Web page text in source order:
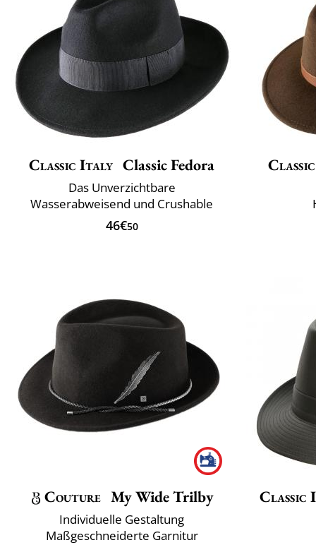
Classic Italy Classic Fedora
Das Unverzichtbare
Wasserabweisend und Crushable
46€50
Couture My Wide Trilby
Individuelle Gestaltung
Maßgeschneiderte Garnitur
Classic